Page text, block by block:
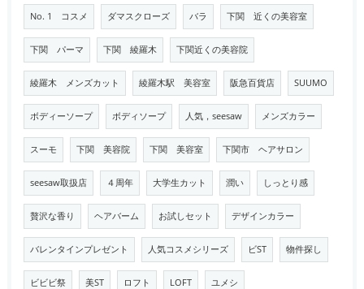
No. 1 コスメ ダマスクローズ バラ 下関 近くの美容室
下関 パーマ 下関 綾羅木 下関近くの美容院
綾羅木 メンズカット 綾羅木駅 美容室 阪急百貨店 SUUMO
ボディーソープ ボディソープ 人気，seesaw メンズカラー
スーモ 下関 美容院 下関 美容室 下関市 ヘアサロン
seesaw取扱店 ４周年 大学生カット 潤い しっとり感
贅沢な香り ヘアバーム お試しセット デザインカラー
バレンタインプレゼント 人気コスメシリーズ ビST 物件探し
ビビビ祭 美ST ロフト LOFT ユメシ